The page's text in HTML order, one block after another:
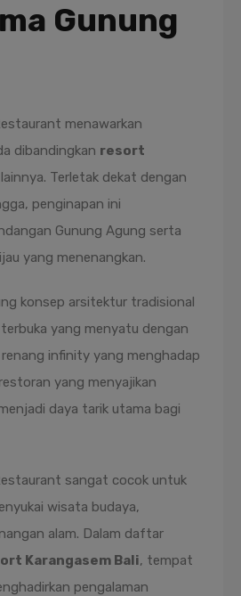
Gunung
menawarkan
dibandingkan resort
lainnya. Terletak dekat dengan
penginapan ini
Gunung Agung serta
yang menenangkan.
konsep arsitektur tradisional
yang menyatu dengan
renang infinity yang menghadap
yang menyajikan
daya tarik utama bagi
sangat cocok untuk
wisata budaya,
alam. Dalam daftar
Karangasem Bali, tempat
pengalaman